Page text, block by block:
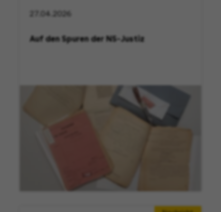
27.04.2026
Auf den Spuren der NS-Justiz